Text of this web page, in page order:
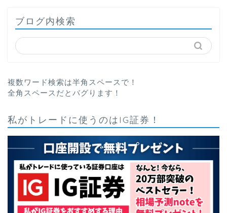
ブログ内検索
複数ワード検索は半角スペースで！
全角スペースだとバグります！
私がトレードに使うのはIG証券！